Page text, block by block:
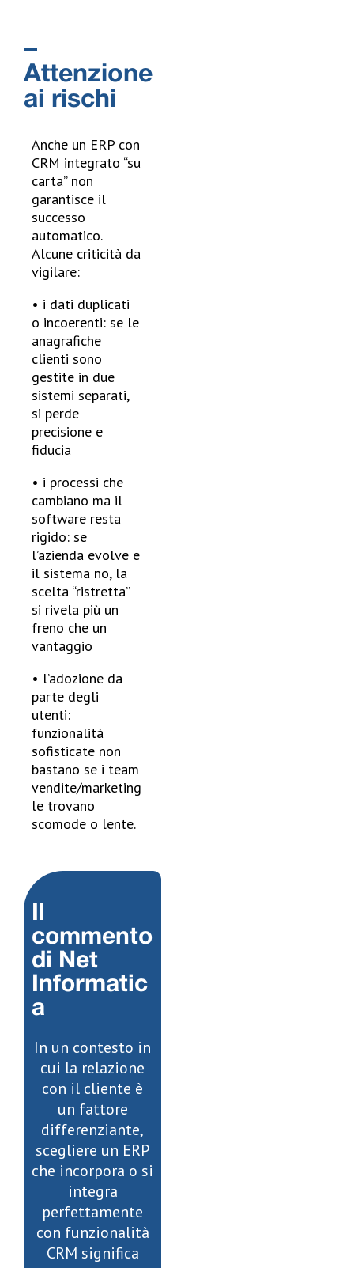
Attenzione
ai rischi
Anche un ERP con
CRM integrato “su
carta” non
garantisce il
successo
automatico.
Alcune criticità da
vigilare:
• i dati duplicati
o incoerenti: se le
anagrafiche
clienti sono
gestite in due
sistemi separati,
si perde
precisione e
fiducia
• i processi che
cambiano ma il
software resta
rigido: se
l’azienda evolve e
il sistema no, la
scelta “ristretta”
si rivela più un
freno che un
vantaggio
• l’adozione da
parte degli
utenti:
funzionalità
sofisticate non
bastano se i team
vendite/marketing
le trovano
scomode o lente.
commento
di Net
Informatic
a
In un contesto in
cui la relazione
con il cliente è
un fattore
differenziante,
scegliere un ERP
che incorpora o si
integra
perfettamente
con funzionalità
CRM significa